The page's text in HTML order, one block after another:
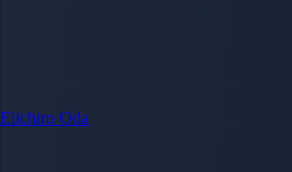
Eiichiro Oda